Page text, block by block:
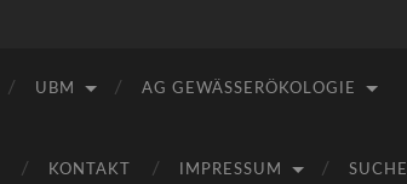
UBM AG GEWÄSSERÖKOLOGIE
KONTAKT IMPRESSUM SUCHE